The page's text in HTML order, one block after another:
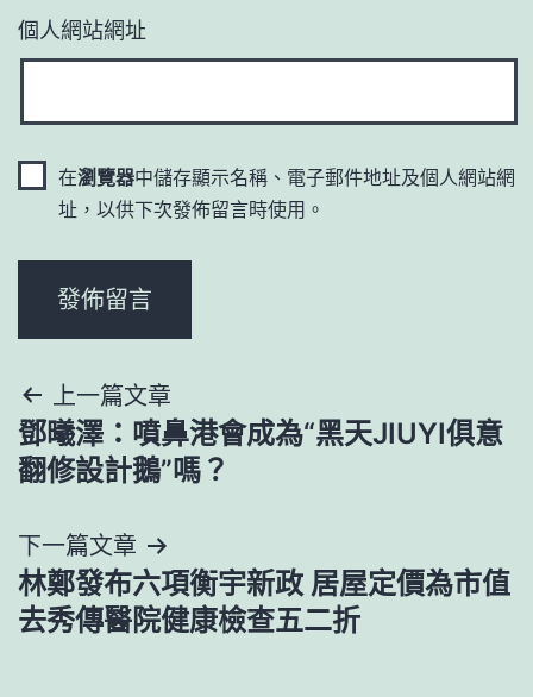
個人網站網址
在瀏覽器中儲存顯示名稱、電子郵件地址及個人網站網
址，以供下次發佈留言時使用。
文
章
覽
上一篇文章
鄧曦澤：噴鼻港會成為“黑天JIUYI俱意
翻修設計鵝”嗎？
下一篇文章
林鄭發布六項衡宇新政 居屋定價為市值
去秀傳醫院健康檢查五二折